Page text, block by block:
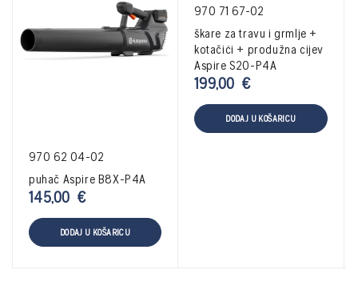
970 62 04-02
puhač Aspire B8X-P4A
145,00 €
DODAJ U KOŠARICU
970 71 67-02
škare za travu i grmlje +
kotačići + produžna cijev
Aspire S20-P4A
199,00 €
DODAJ U KOŠARICU